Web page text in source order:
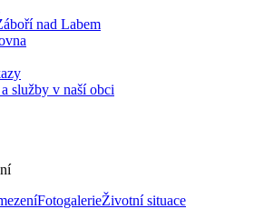
nad Labem
služby v naší obci
FotogalerieŽivotní situace